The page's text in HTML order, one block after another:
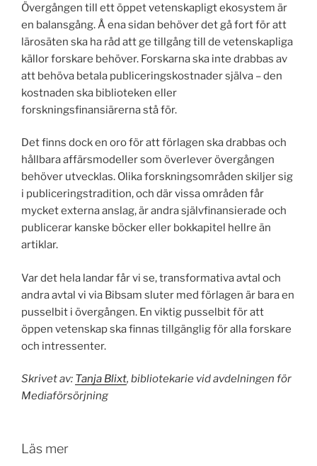
Övergången till ett öppet vetenskapligt ekosystem är
en balansgång. Å ena sidan behöver det gå fort för att
lärosäten ska ha råd att ge tillgång till de vetenskapliga
källor forskare behöver. Forskarna ska inte drabbas av
att behöva betala publiceringskostnader själva – den
kostnaden ska biblioteken eller
forskningsfinansiärerna stå för.
Det finns dock en oro för att förlagen ska drabbas och
hållbara affärsmodeller som överlever övergången
behöver utvecklas. Olika forskningsområden skiljer sig
i publiceringstradition, och där vissa områden får
mycket externa anslag, är andra självfinansierade och
publicerar kanske böcker eller bokkapitel hellre än
artiklar.
Var det hela landar får vi se, transformativa avtal och
andra avtal vi via Bibsam sluter med förlagen är bara en
pusselbit i övergången. En viktig pusselbit för att
öppen vetenskap ska finnas tillgänglig för alla forskare
och intressenter.
Skrivet av: Tanja Blixt, bibliotekarie vid avdelningen för
Mediaförsörjning
Läs mer